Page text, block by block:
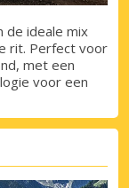
de ideale mix
rit. Perfect voor
met een
voor een